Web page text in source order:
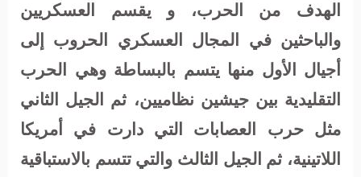
الهدف من الحرب، و يقسم العسكريين
والباحثين في المجال العسكري الحروب إلى
أجيال الأول منها يتسم بالبساطة وهي الحرب
التقليدية بين جيشين نظاميين، ثم الجيل الثاني
مثل حرب العصابات التي دارت في أمريكا
اللاتينية، ثم الجيل الثالث والتي تتسم بالاستباقية